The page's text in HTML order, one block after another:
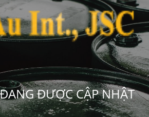
ĐƯỢC CẬP NHẬT